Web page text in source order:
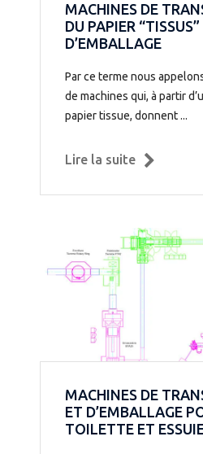
MACHINES DE
DU PAPIER
D’EMBALLAGE
Par ce terme nous
de machines qui, à partir
papier tissue, donnent ...
Lire la suite
MACHINES DE
ET D’EMBALLAGE
TOILETTE ET